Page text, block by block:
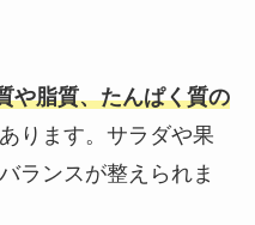
や脂質、たんぱく質の
ります。サラダや果
ランスが整えられま